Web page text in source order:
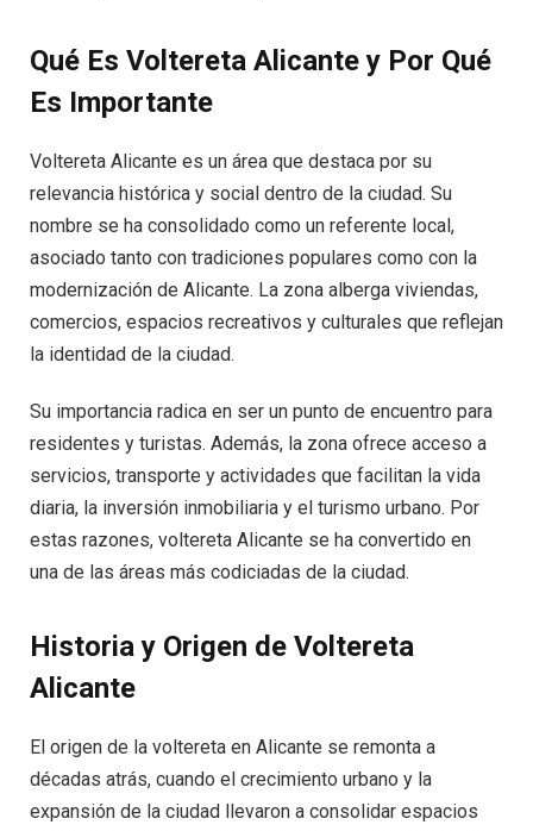
Qué Es Voltereta Alicante y Por Qué
Es Importante
Voltereta Alicante es un área que destaca por su
relevancia histórica y social dentro de la ciudad. Su
nombre se ha consolidado como un referente local,
asociado tanto con tradiciones populares como con la
modernización de Alicante. La zona alberga viviendas,
comercios, espacios recreativos y culturales que reflejan
la identidad de la ciudad.
Su importancia radica en ser un punto de encuentro para
residentes y turistas. Además, la zona ofrece acceso a
servicios, transporte y actividades que facilitan la vida
diaria, la inversión inmobiliaria y el turismo urbano. Por
estas razones, voltereta Alicante se ha convertido en
una de las áreas más codiciadas de la ciudad.
Historia y Origen de Voltereta
Alicante
El origen de la voltereta en Alicante se remonta a
décadas atrás, cuando el crecimiento urbano y la
expansión de la ciudad llevaron a consolidar espacios